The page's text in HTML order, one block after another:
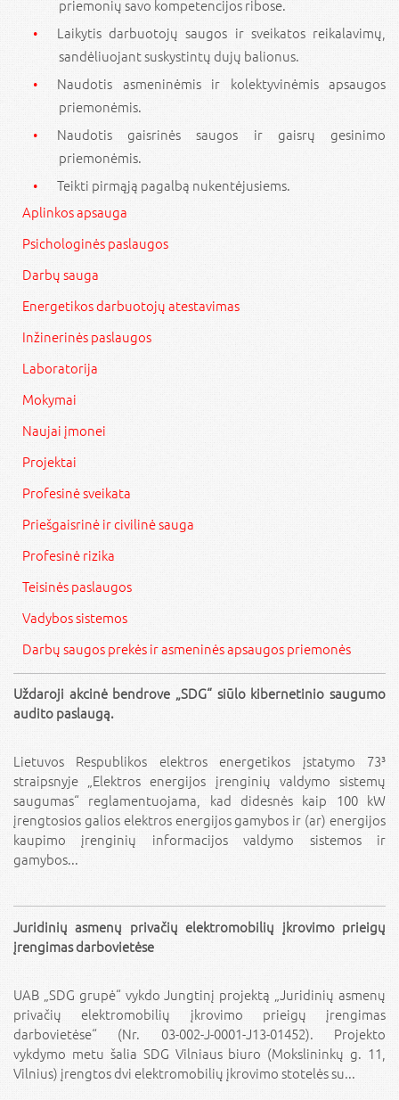
priemonių savo kompetencijos ribose.
Laikytis darbuotojų saugos ir sveikatos reikalavimų,
sandėliuojant suskystintų dujų balionus.
Naudotis asmeninėmis ir kolektyvinėmis apsaugos
priemonėmis.
Naudotis gaisrinės saugos ir gaisrų gesinimo
priemonėmis.
Teikti pirmąją pagalbą nukentėjusiems.
Aplinkos apsauga
Psichologinės paslaugos
Darbų sauga
Energetikos darbuotojų atestavimas
Inžinerinės paslaugos
Laboratorija
Mokymai
Naujai įmonei
Projektai
Profesinė sveikata
Priešgaisrinė ir civilinė sauga
Profesinė rizika
Teisinės paslaugos
Vadybos sistemos
Darbų saugos prekės ir asmeninės apsaugos priemonės
Uždaroji akcinė bendrove „SDG“ siūlo kibernetinio saugumo
audito paslaugą.
Lietuvos Respublikos elektros energetikos įstatymo 73³
straipsnyje „Elektros energijos įrenginių valdymo sistemų
saugumas“ reglamentuojama, kad didesnės kaip 100 kW
įrengtosios galios elektros energijos gamybos ir (ar) energijos
kaupimo įrenginių informacijos valdymo sistemos ir
gamybos...
Juridinių asmenų privačių elektromobilių įkrovimo prieigų
įrengimas darbovietėse
UAB „SDG grupė“ vykdo Jungtinį projektą „Juridinių asmenų
privačių elektromobilių įkrovimo prieigų įrengimas
darbovietėse“ (Nr. 03-002-J-0001-J13-01452). Projekto
vykdymo metu šalia SDG Vilniaus biuro (Mokslininkų g. 11,
Vilnius) įrengtos dvi elektromobilių įkrovimo stotelės su...